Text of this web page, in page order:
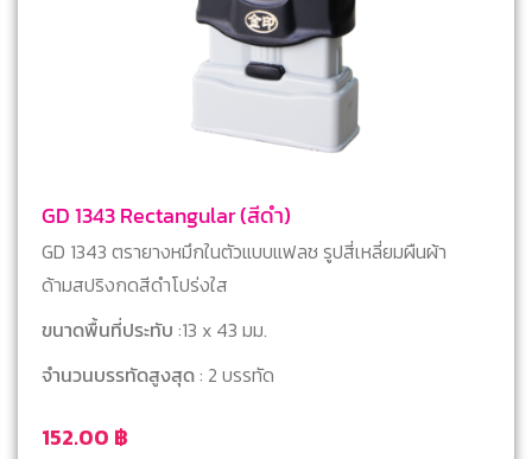
GD 1343 Rectangular (สีดำ)
152.00 ฿
GD 1343 ตรายางหมึกในตัวแบบแฟลช รูปสี่เหลี่ยมผืนผ้า
ด้ามสปริงกดสีดำโปร่งใส
ขนาดพื้นที่ประทับ :13 x 43 มม.
จำนวนบรรทัดสูงสุด: 2 บรรทัด